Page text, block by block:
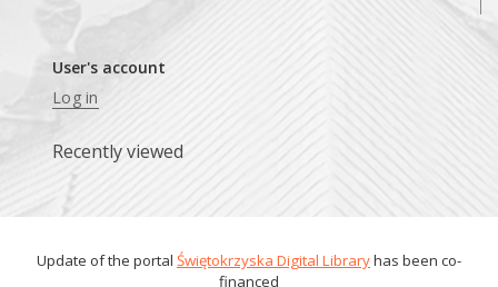
User's account
Log in
Recently viewed
Update of the portal Świętokrzyska Digital Libraryhas been co-
financed